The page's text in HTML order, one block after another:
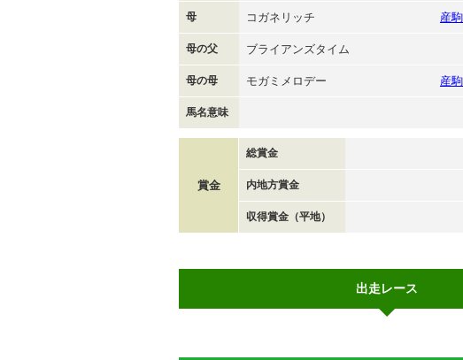
母 コガネリッチ 産駒
母の父 ブライアンズタイム
母の母 モガミメロデー 産駒
馬名意味
賞金
総賞金
内地方賞金
収得賞金（平地）
出走レース